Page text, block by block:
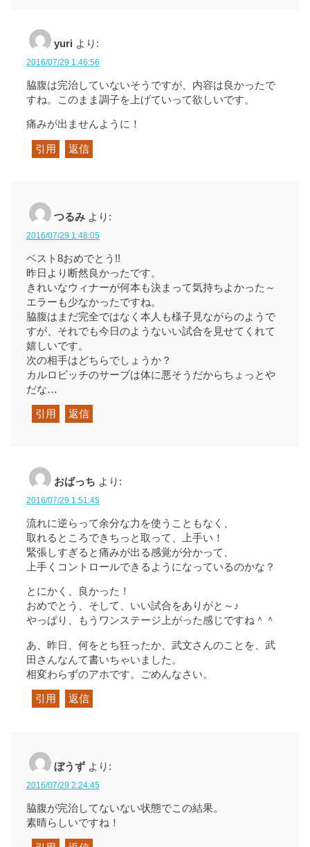
yuri より:
2016/07/29 1:46:56
脇腹は完治していないそうですが、内容は良かったで
すね。このまま調子を上げていって欲しいです。
痛みが出ませんように！
引用 返信
つるみ より:
2016/07/29 1:48:05
ベスト8おめでとう!!
昨日より断然良かったです。
きれいなウィナーが何本も決まって気持ちよかった～
エラーも少なかったですね。
脇腹はまだ完全ではなく本人も様子見ながらのようで
すが、それでも今日のようないい試合を見せてくれて
嬉しいです。
次の相手はどちらでしょうか？
カルロビッチのサーブは体に悪そうだからちょっとや
だな…
引用 返信
おばっち より:
2016/07/29 1:51:45
流れに逆らって余分な力を使うこともなく、
取れるところできちっと取って、上手い！
緊張しすぎると痛みが出る感覚が分かって、
上手くコントロールできるようになっているのかな？
とにかく、良かった！
おめでとう、そして、いい試合をありがと～♪
やっぱり、もうワンステージ上がった感じですね＾＾
あ、昨日、何をとち狂ったか、武文さんのことを、武
田さんなんて書いちゃいました。
相変わらずのアホです。ごめんなさい。
引用 返信
ぼうず より:
2016/07/29 2:24:45
脇腹が完治してないない状態でこの結果。
素晴らしいですね！